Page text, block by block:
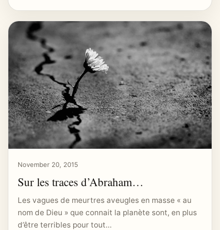
November 20, 2015
Sur les traces d’Abraham…
Les vagues de meurtres aveugles en masse « au
nom de Dieu » que connait la planète sont, en plus
d’être terribles pour tout…